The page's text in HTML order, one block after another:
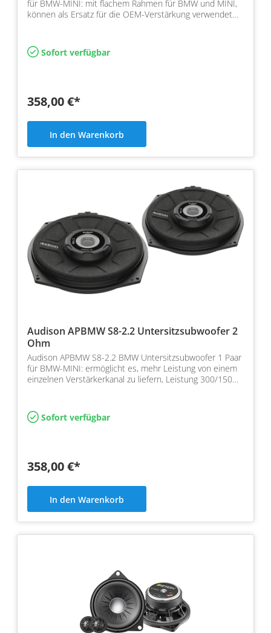
für BMW-MINI: mit flachem Rahmen für BMW und MINI,
können als Ersatz für die OEM-Verstärkung verwendet
Sofort verfügbar
358,00 €*
In den Warenkorb
Audison APBMW S8-2.2 Untersitzsubwoofer 2
Ohm
Audison APBMW S8-2.2 BMW Untersitzsubwoofer 1 Paar
für BMW-MINI: ermöglicht es, mehr Leistung von einem
einzelnen Verstärkerkanal zu liefern, Leistung 300/150…
Sofort verfügbar
358,00 €*
In den Warenkorb